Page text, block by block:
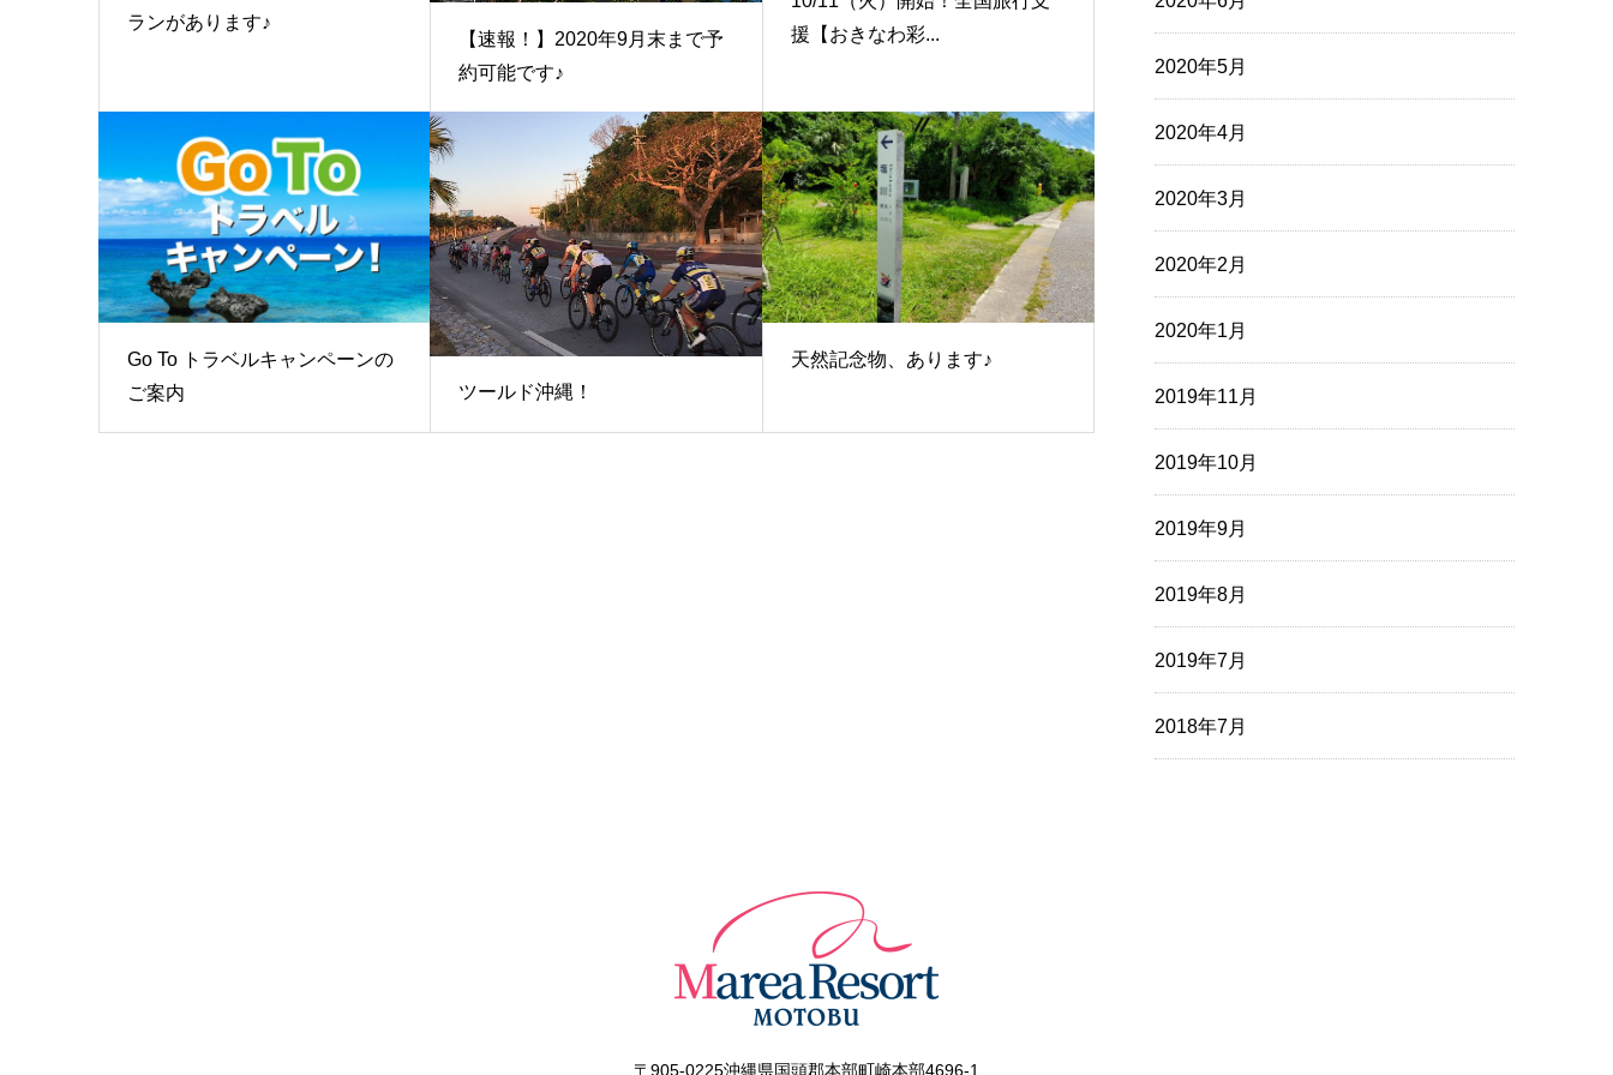
ランがあります♪
【速報！】2020年9月末まで予
約可能です♪
援【おきなわ彩...
Go To トラベルキャンペーンの
ご案内
ツールド沖縄！
天然記念物、あります♪
2020年5月
2020年4月
2020年3月
2020年2月
2020年1月
2019年11月
2019年10月
2019年9月
2019年8月
2019年7月
2018年7月
〒905-0225沖縄県国頭郡本部町崎本部4696-1